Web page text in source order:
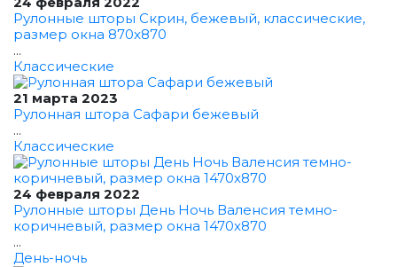
Рулонные шторы Скрин, бежевый, классические,
размер окна 870x870
...
Классические
21 марта 2023
Рулонная штора Сафари бежевый
...
Классические
24 февраля 2022
Рулонные шторы День Ночь Валенсия темно-
коричневый, размер окна 1470x870
...
День-ночь